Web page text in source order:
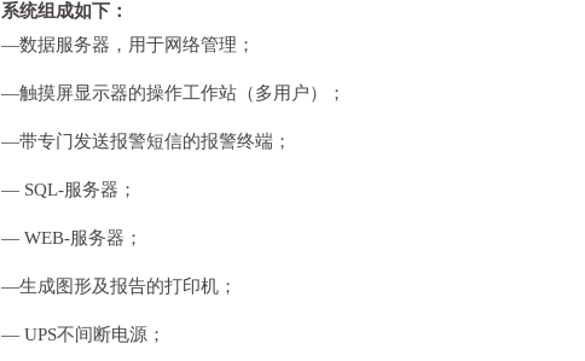
系统组成如下：
—数据服务器，用于网络管理；
—触摸屏显示器的操作工作站（多用户）；
—带专门发送报警短信的报警终端；
— SQL-服务器；
— WEB-服务器；
—生成图形及报告的打印机；
— UPS不间断电源；